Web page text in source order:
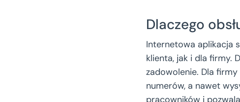
Dlaczego
Internetowa aplikacja
klienta, jak i dla firmy.
zadowolenie. Dla
numerów, a nawet
pracowników i